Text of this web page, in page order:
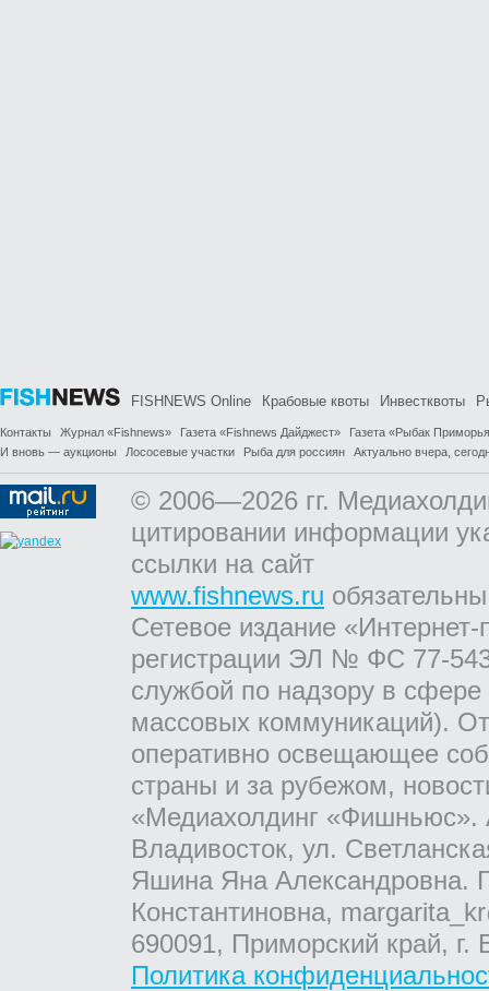
FISHNEWS Online Крабовые квоты Инвестквоты
Контакты Журнал «Fishnews» Газета «Fishnews Дайджест»
Газета «Рыбак
И вновь — аукционы
Лососевые участки Рыба для россиян Актуально вчера,
© 2006—2026 гг.
цитировании информации
ссылки на сайт
www.fishnews.ru
Сетевое издание
регистрации ЭЛ № ФС 77-
службой по надзору в
массовых коммуникаций).
оперативно освещающее
страны и за рубежом,
«Медиахолдинг «Фишньюс».
Владивосток, ул.
Яшина Яна Александровна.
Константиновна,
690091, Приморский край,
Политика